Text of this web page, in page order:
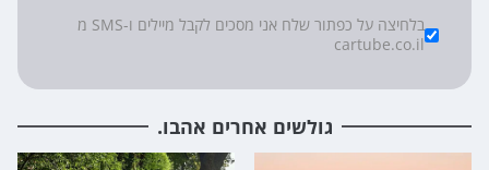
Checkboxes
*
בלחיצה על כפתור שלח אני מסכים לקבל מיילים ו-SMS מ
cartube.co.il
גולשים אחרים אהבו.